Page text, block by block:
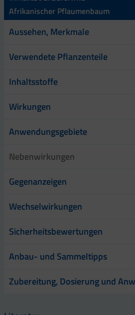
Afrikanischer Pflaumenbaum
Aussehen, Merkmale
Verwendete Pflanzenteile
Inhaltsstoffe
Wirkungen
Anwendungsgebiete
Nebenwirkungen
Gegenanzeigen
Wechselwirkungen
Sicherheitsbewertungen
Anbau- und Sammeltipps
Zubereitung, Dosierung und